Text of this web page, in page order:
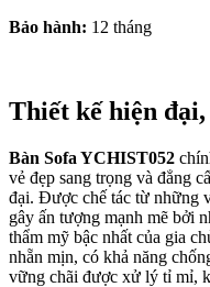
Bảo hành: 12 tháng
Thiết kế hiện
Bàn Sofa YCHIST052
vẻ đẹp sang trọng và đẳng
đại. Được chế tác từ những
gây ấn tượng mạnh mẽ bởi
thẩm mỹ bậc nhất của gia
nhẵn mịn, có khả năng
vững chãi được xử lý tỉ mỉ,